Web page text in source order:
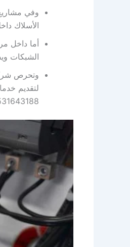
وفي مشاريع
الأسلاك
أما داخل
الشبكات
وتحرص
لتقديم
0531643188 وسوف يقوم فريق العمل بمساعدتك في